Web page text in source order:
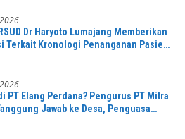
Dr Haryoto Lumajang Memberikan
Terkait Kronologi Penanganan Pasien
PT Elang Perdana? Pengurus PT Mitra
Jawab ke Desa, Penguasa